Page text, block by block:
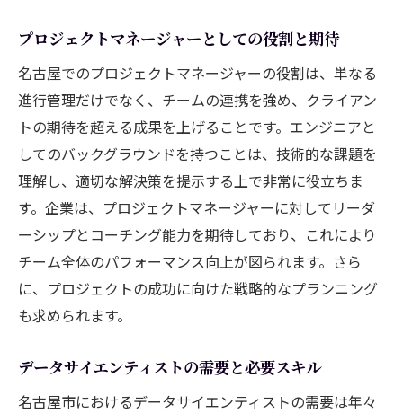
プロジェクトマネージャーとしての役割と期待
名古屋でのプロジェクトマネージャーの役割は、単なる
進行管理だけでなく、チームの連携を強め、クライアン
トの期待を超える成果を上げることです。エンジニアと
してのバックグラウンドを持つことは、技術的な課題を
理解し、適切な解決策を提示する上で非常に役立ちま
す。企業は、プロジェクトマネージャーに対してリーダ
ーシップとコーチング能力を期待しており、これにより
チーム全体のパフォーマンス向上が図られます。さら
に、プロジェクトの成功に向けた戦略的なプランニング
も求められます。
データサイエンティストの需要と必要スキル
名古屋市におけるデータサイエンティストの需要は年々